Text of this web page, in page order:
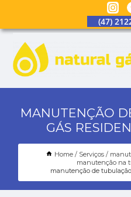
(47)
MANUTENÇÃO
GÁS
Home Serviços
manutenção na
manutenção de